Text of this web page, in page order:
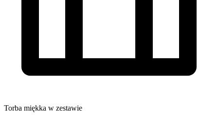
Torba miękka w zestawie